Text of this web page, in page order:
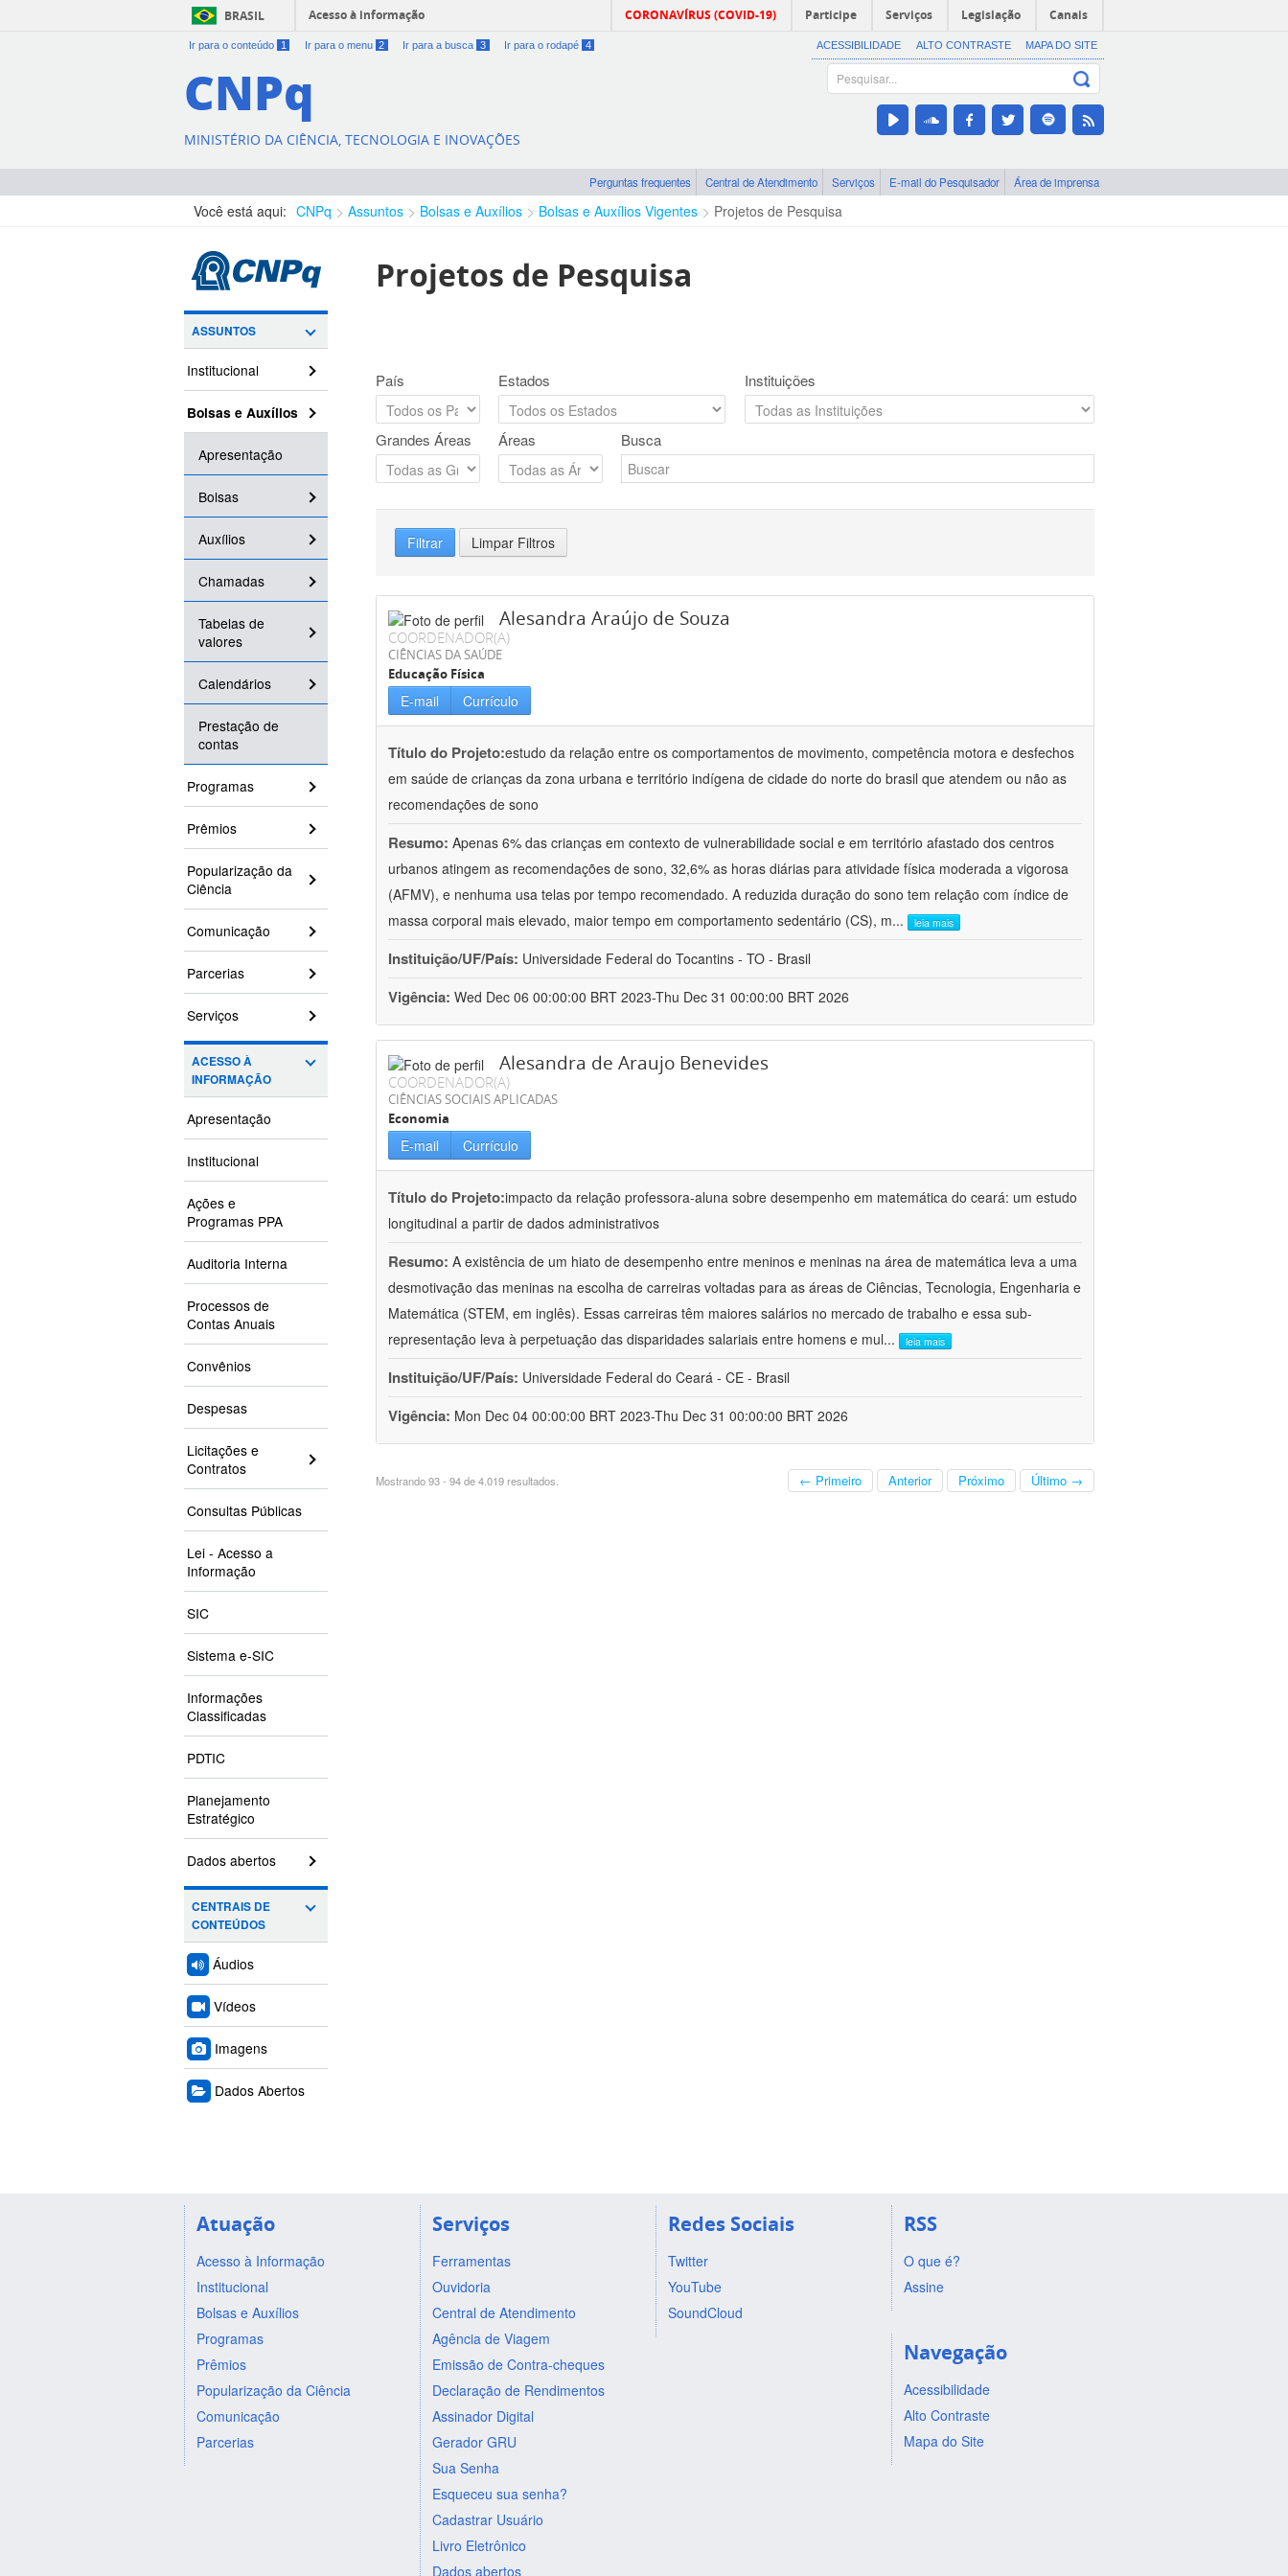
BRASIL Acesso à informação CORONAVÍRUS (COVID-19) Participe Serviços Legislação Canais
Ir para o conteúdo 1 Ir para o menu 2 Ir para a busca 3 Ir para o rodapé 4 ACESSIBILIDADE ALTO CONTRASTE MAPA DO SITE
CNPq
MINISTÉRIO DA CIÊNCIA, TECNOLOGIA E INOVAÇÕES
Perguntas frequentes Central de Atendimento Serviços E-mail do Pesquisador Área de imprensa
Você está aqui: CNPq Assuntos Bolsas e Auxílios Bolsas e Auxílios Vigentes Projetos de Pesquisa
ASSUNTOS
Institucional
Bolsas e Auxílios
Apresentação
Bolsas
Auxílios
Chamadas
Tabelas de
valores
Calendários
Prestação de
contas
Programas
Prêmios
Popularização da
Ciência
Comunicação
Parcerias
Serviços
ACESSO À
INFORMAÇÃO
Apresentação
Institucional
Ações e
Programas PPA
Auditoria Interna
Processos de
Contas Anuais
Convênios
Despesas
Licitações e
Contratos
Consultas Públicas
Lei - Acesso a
Informação
SIC
Sistema e-SIC
Informações
Classificadas
PDTIC
Planejamento
Estratégico
Dados abertos
CENTRAIS DE
CONTEÚDOS
Áudios
Vídeos
Imagens
Dados Abertos
Projetos de Pesquisa
País Estados Instituições
Grandes Áreas Áreas Busca
Filtrar Limpar Filtros
Alesandra Araújo de Souza
COORDENADOR(A)
CIÊNCIAS DA SAÚDE
Educação Física
E-mail Currículo
Título do Projeto:estudo da relação entre os comportamentos de movimento, competência motora e desfechos
em saúde de crianças da zona urbana e território indígena de cidade do norte do brasil que atendem ou não as
recomendações de sono
Resumo: Apenas 6% das crianças em contexto de vulnerabilidade social e em território afastado dos centros
urbanos atingem as recomendações de sono, 32,6% as horas diárias para atividade física moderada a vigorosa
(AFMV), e nenhuma usa telas por tempo recomendado. A reduzida duração do sono tem relação com índice de
massa corporal mais elevado, maior tempo em comportamento sedentário (CS), m... leia mais
Instituição/UF/País: Universidade Federal do Tocantins - TO - Brasil
Vigência: Wed Dec 06 00:00:00 BRT 2023-Thu Dec 31 00:00:00 BRT 2026
Alesandra de Araujo Benevides
COORDENADOR(A)
CIÊNCIAS SOCIAIS APLICADAS
Economia
E-mail Currículo
Título do Projeto:impacto da relação professora-aluna sobre desempenho em matemática do ceará: um estudo
longitudinal a partir de dados administrativos
Resumo: A existência de um hiato de desempenho entre meninos e meninas na área de matemática leva a uma
desmotivação das meninas na escolha de carreiras voltadas para as áreas de Ciências, Tecnologia, Engenharia e
Matemática (STEM, em inglês). Essas carreiras têm maiores salários no mercado de trabalho e essa sub-
representação leva à perpetuação das disparidades salariais entre homens e mul... leia mais
Instituição/UF/País: Universidade Federal do Ceará - CE - Brasil
Vigência: Mon Dec 04 00:00:00 BRT 2023-Thu Dec 31 00:00:00 BRT 2026
Mostrando 93 - 94 de 4.019 resultados. ← Primeiro Anterior Próximo Último →
Atuação
Acesso à Informação
Institucional
Bolsas e Auxílios
Programas
Prêmios
Popularização da Ciência
Comunicação
Parcerias
Serviços
Ferramentas
Ouvidoria
Central de Atendimento
Agência de Viagem
Emissão de Contra-cheques
Declaração de Rendimentos
Assinador Digital
Gerador GRU
Sua Senha
Esqueceu sua senha?
Cadastrar Usuário
Livro Eletrônico
Dados abertos
Redes Sociais
Twitter
YouTube
SoundCloud
RSS
O que é?
Assine
Navegação
Acessibilidade
Alto Contraste
Mapa do Site